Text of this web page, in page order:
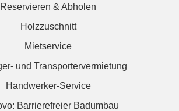
Reservieren & Abholen
Holzzuschnitt
Mietservice
und Transportervermietung
Handwerker-Service
Barrierefreier Badumbau